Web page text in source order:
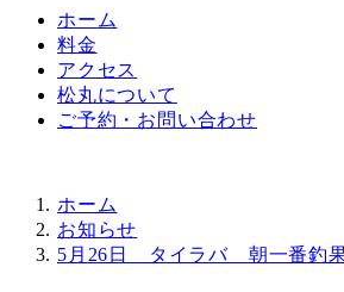
ホーム
料金
アクセス
松丸について
ご予約・お問い合わせ
ホーム
お知らせ
5月26日 タイラバ 朝一番釣果